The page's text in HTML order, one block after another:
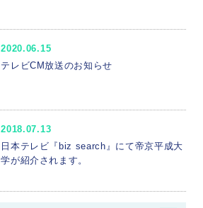
2020.06.15
テレビCM放送のお知らせ
2018.07.13
日本テレビ『biz search』にて帝京平成大
学が紹介されます。